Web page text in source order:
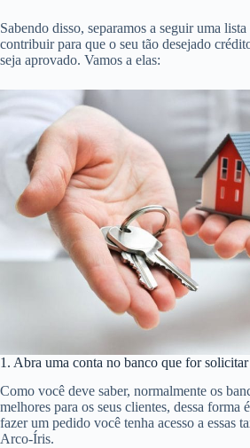
Sabendo disso, separamos a seguir uma
contribuir para que o seu tão desejado
seja aprovado. Vamos a elas:
1. Abra uma conta no banco que for
Como você deve saber, normalmente os
melhores para os seus clientes, dessa forma
fazer um pedido você tenha acesso a essas
Arco-Íris.